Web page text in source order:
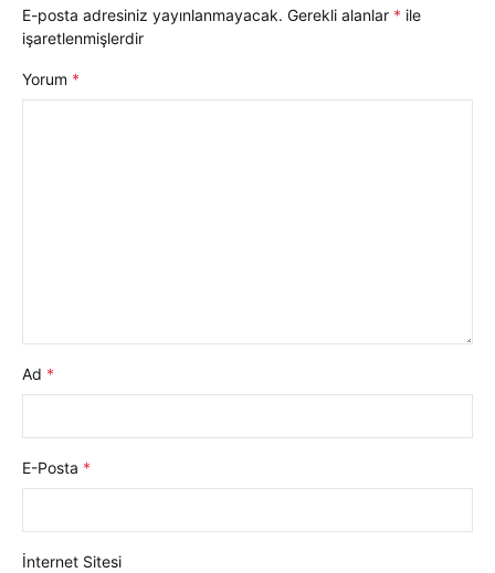
E-posta adresiniz yayınlanmayacak. Gerekli alanlar * ile
işaretlenmişlerdir
Yorum *
Ad *
E-Posta *
İnternet Sitesi